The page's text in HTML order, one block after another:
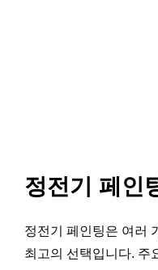
정전기 페인
정전기 페인팅은 여러
최고의 선택입니다. 주